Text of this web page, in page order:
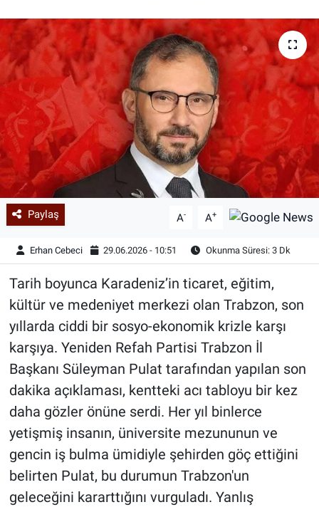
Paylaş A- A+
Erhan Cebeci 29.06.2026 - 10:51 Okunma Süresi: 3 Dk
Tarih boyunca Karadeniz’in ticaret, eğitim,
kültür ve medeniyet merkezi olan Trabzon, son
yıllarda ciddi bir sosyo-ekonomik krizle karşı
karşıya. Yeniden Refah Partisi Trabzon İl
Başkanı Süleyman Pulat tarafından yapılan son
dakika açıklaması, kentteki acı tabloyu bir kez
daha gözler önüne serdi. Her yıl binlerce
yetişmiş insanın, üniversite mezununun ve
gencin iş bulma ümidiyle şehirden göç ettiğini
belirten Pulat, bu durumun Trabzon'un
geleceğini kararttığını vurguladı. Yanlış